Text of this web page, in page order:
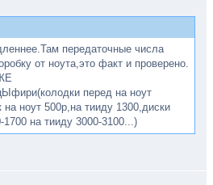
передаточные числа
от ноута,это факт и проверено.
перед на ноут
на ноут 500р,на тииду 1300,диски
на тииду 3000-3100...)